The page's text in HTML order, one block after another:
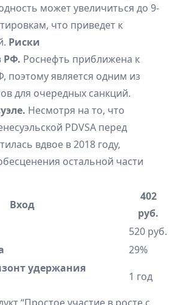
может увеличиться до 9-
что приведет к
Риски
РФ. Роснефть приближена к
поэтому является одним из
для очередных санкций.
Несмотря на то, что
PDVSA перед
вдвое в 2018 году,
остальной части
Вход
402
руб.
520 руб.
29%
удержания
1 год
“Простое участие в росте с